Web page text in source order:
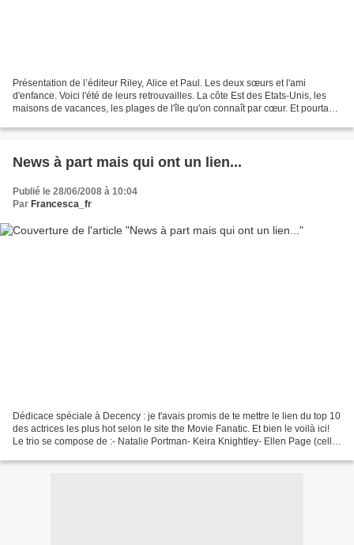
Présentation de l’éditeur Riley, Alice et Paul. Les deux sœurs et l'ami
d'enfance. Voici l'été de leurs retrouvailles. La côte Est des Etats-Unis, les
maisons de vacances, les plages de l'île qu'on connaît par cœur. Et pourtant
News à part mais qui ont un lien...
Publié le 28/06/2008 à 10:04
Par Francesca_fr
Dédicace spéciale à Decency : je t'avais promis de te mettre le lien du top 10
des actrices les plus hot selon le site the Movie Fanatic. Et bien le voilà ici!
Le trio se compose de :- Natalie Portman- Keira Knightley- Ellen Page (celle